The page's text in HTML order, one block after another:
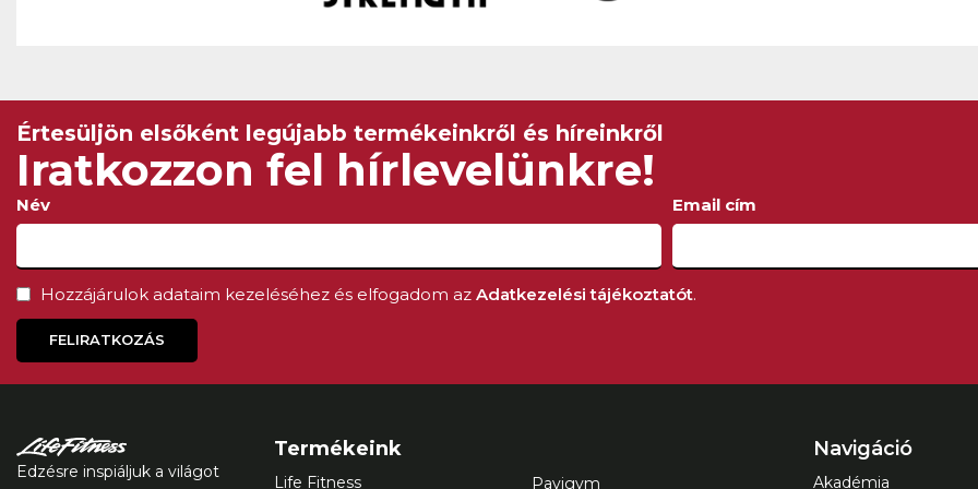
MEGNÉZEM
Értesüljön elsőként legújabb termékeinkről és híreinkről
Iratkozzon fel hírlevelünkre!
Név Email cím
Hozzájárulok adataim kezeléséhez és elfogadom az Adatkezelési tájékoztatót.
FELIRATKOZÁS
Edzésre inspiáljuk a világot
Termékeink
Life Fitness Pavigym
Navigáció
Akadémia